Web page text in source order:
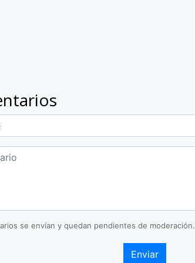
se envían y quedan pendientes de moderación.
Enviar